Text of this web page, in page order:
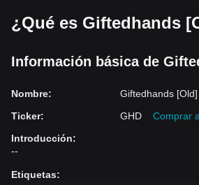
¿Qué es Giftedhands
Información básica de
Nombre:
Giftedhands [Old]
Ticker: GHD
Comprar
Introducción:
--
Etiquetas: